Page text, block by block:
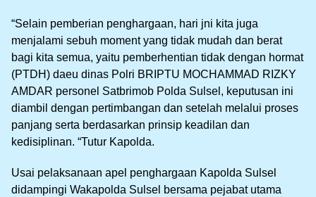
“Selain pemberian penghargaan, hari jni kita juga
menjalami sebuh moment yang tidak mudah dan berat
bagi kita semua, yaitu pemberhentian tidak dengan hormat
(PTDH) daeu dinas Polri BRIPTU MOCHAMMAD RIZKY
AMDAR personel Satbrimob Polda Sulsel, keputusan ini
diambil dengan pertimbangan dan setelah melalui proses
panjang serta berdasarkan prinsip keadilan dan
kedisiplinan. “Tutur Kapolda.
Usai pelaksanaan apel penghargaan Kapolda Sulsel
didampingi Wakapolda Sulsel bersama pejabat utama